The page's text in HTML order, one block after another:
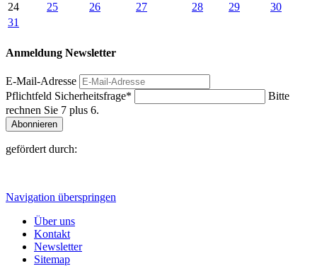
24
25 26 27 28 29
30
31
Anmeldung Newsletter
E-Mail-Adresse
Pflichtfeld Sicherheitsfrage*
Bitte
rechnen Sie 7 plus 6.
Abonnieren
gefördert durch:
Navigation überspringen
Über uns
Kontakt
Newsletter
Sitemap